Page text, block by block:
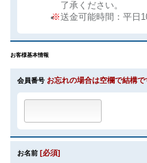
了承ください。
※送金可能時間：平日
お客様基本情報
会員番号 お忘れの場合は空欄で結構
お名前 [必須]